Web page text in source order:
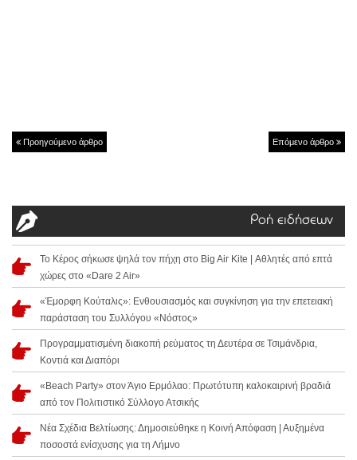
Προηγούμενο άρθρο Επόμενο άρθρο
Ροή ειδήσεων
Το Κέρος σήκωσε ψηλά τον πήχη στο Big Air Kite | Αθλητές από επτά
χώρες στο «Dare 2 Air»
«Έμορφη Κούταλις»: Ενθουσιασμός και συγκίνηση για την επετειακή
παράσταση του Συλλόγου «Νόστος»
Προγραμματισμένη διακοπή ρεύματος τη Δευτέρα σε Τσιμάνδρια,
Κοντιά και Διαπόρι
«Beach Party» στον Άγιο Ερμόλαο: Πρωτότυπη καλοκαιρινή βραδιά
από τον Πολιτιστικό Σύλλογο Ατσικής
Νέα Σχέδια Βελτίωσης: Δημοσιεύθηκε η Κοινή Απόφαση | Αυξημένα
ποσοστά ενίσχυσης για τη Λήμνο